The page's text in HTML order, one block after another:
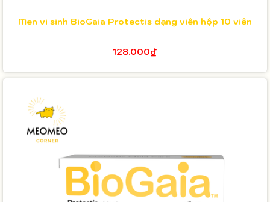
Men vi sinh BioGaia Protectis dạng viên hộp 10 viên
128.000₫